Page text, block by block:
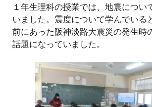
１年生理科の授業では、地震につい
いました。震度について学んでいる
前にあった阪神淡路大震災の発生時
話題になっていました。